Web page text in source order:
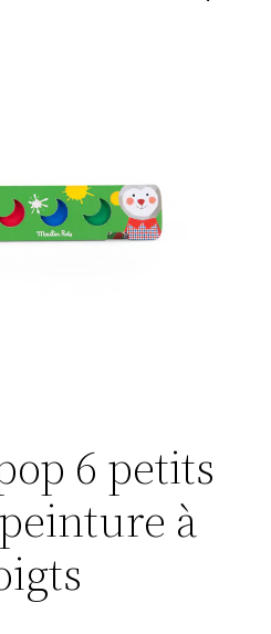
6 petits
à